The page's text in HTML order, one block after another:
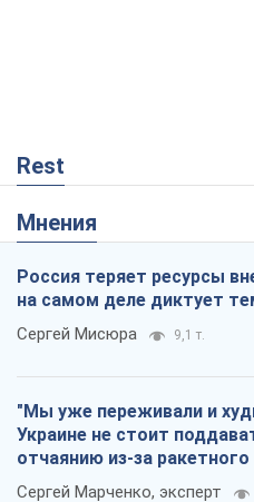
Rest
Мнения
Россия теряет ресурсы
на самом деле диктует
Сергей Мисюра 9,1 т.
"Мы уже переживали и
Украине не стоит
отчаянию из-за
Сергей Марченко, эксперт